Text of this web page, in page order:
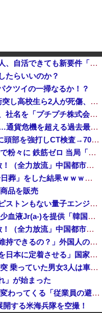
「日本で働く意欲なくなる」 外国人、自活できても新要件「届かない」…永住許可厳格化で「日本離れ」か
たらいいのか？
クツイの一掃なるか！？
高校生2人が乗るスクーターと車が衝突し高校生ら2人が死傷、車の運転手を逮捕他
【衝撃】プチプチで有名な川上産業、社名を「プチプチ株式会社」に変更されるｗｗｗｗｗ
【韓国株】 7月のKOSPI 28.9％下落…通貨危機を超える過去最大の下げ幅
【速報】 中2男子、野球部の練習中に頭部を強打しCT検査→70代医師「問題ないです」→中学生死亡「他人のCT画像みてました」
【悲報】 中国、橋の欄干が強風一発で粉々に 鉄筋ゼロ 当局「接着剤でくっつけただけ」「正常で、品質問題はない」
中国「大洪水！」三峡ダム「9門開放！（全力放流」中国都市「三峡沿線の道路水没」中国政府「高速道路封鎖！」中国ダム「緊急放流に合わせて開門（土砂崩れ発生」→
VTuberさん、祖母の「家族だけの一日葬」をした結果ｗｗｗｗｗｗｗ
品を販売
世界初の超伝導量子熱機関…燃料もピストンもない量子エンジンが回った！
【速報】 日本赤十字社、韓国に超希少血液Jr(a-)を提供「韓国内では適合する血液を確保できなかった」※今回で4回目
中国「大洪水！」三峡ダム「9門開放！（全力放流」中国都市「三峡沿線の道路水没」中国政府「高速道路封鎖！」中国ダム「緊急放流に合わせて開門（土砂崩れ発生」→
「あきれてモノが言えない」「国を維持できるの？」外国人の永住許可要件の厳格化で在日中国人の本音は？
高市総理「物価上昇を上回る賃上げを日本に定着させる」国家公務員月給3.51％増へ 地方公務員も追随する見通し
【鹿児島】 突然右折し路面電車と衝突 乗っていた男女3人は車を放置しダッシュで逃走中
」が始まった
【イオンモール熊本】 一転して話が変わってくる「従業員の避難誘導の証言が複数」イオン側が社内規定に抵触していた疑い
する米海兵隊を空撮！